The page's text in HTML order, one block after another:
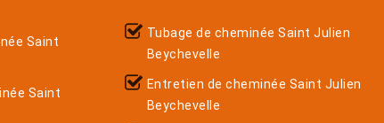
Saint
Saint
Tubage de cheminée Saint Julien
Beychevelle
Entretien de cheminée Saint Julien
Beychevelle